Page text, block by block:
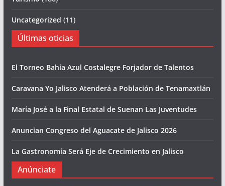
Uncategorized (11)
Últimas oticias
El Torneo Bahía Azul Costalegre Forjador de Talentos
Caravana Yo Jalisco Atenderá a Población de Tenamaxtlán
María José a la Final Estatal de Suenan Las Juventudes
Anuncian Congreso del Aguacate de Jalisco 2026
La Gastronomía Será Eje de Crecimiento en Jalisco
Anúnciate